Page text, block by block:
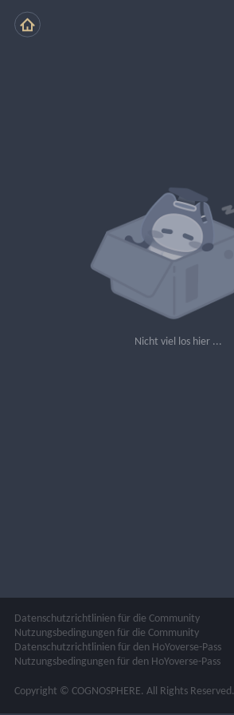
Nicht viel los hier ...
Datenschutzrichtlinien für die Community
Nutzungsbedingungen für die Community
Datenschutzrichtlinien für den HoYoverse-Pass
Nutzungsbedingungen für den HoYoverse-Pass
Copyright © COGNOSPHERE. All Rights Reserved.